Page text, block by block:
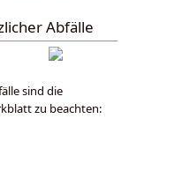
Abfälle
sind die
zu beachten: